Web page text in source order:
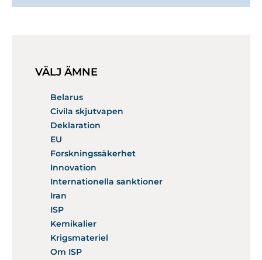
VÄLJ ÄMNE
Belarus
Civila skjutvapen
Deklaration
EU
Forskningssäkerhet
Innovation
Internationella sanktioner
Iran
ISP
Kemikalier
Krigsmateriel
Om ISP